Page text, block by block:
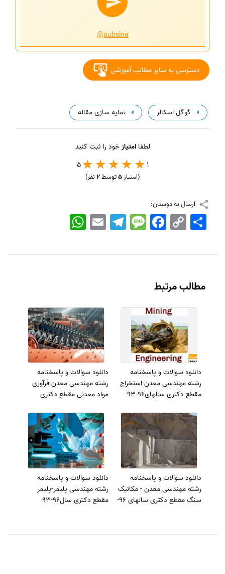
@pubsina
دسترسی به سایر مطالب آموزشی
گوگل اسکالر نمایه سازی مقاله
لطفاامتیازخود را ثبت کنید
1
5
(امتیاز5توسط2نفر)
ارسال به دوستان:
WhatsApp EmailTelegramMessageFacebook Copy
Link
اشتراک
مطالب مرتبط
دانلود سوالات و پاسخنامه
رشته مهندسی معدن-استخراج
مقطع دکتری سالهای96-93
دانلود سوالات و پاسخنامه
رشته مهندسی معدن-فرآوری
مواد معدنی مقطع دکتری
دانلود سوالات و پاسخنامه
رشته مهندسی معدن - مکانیک
سنگ مقطع دکتری سالهای 96-
دانلود سوالات و پاسخنامه
رشته مهندسی پلیمر-پلیمر
مقطع دکتری سال96-93